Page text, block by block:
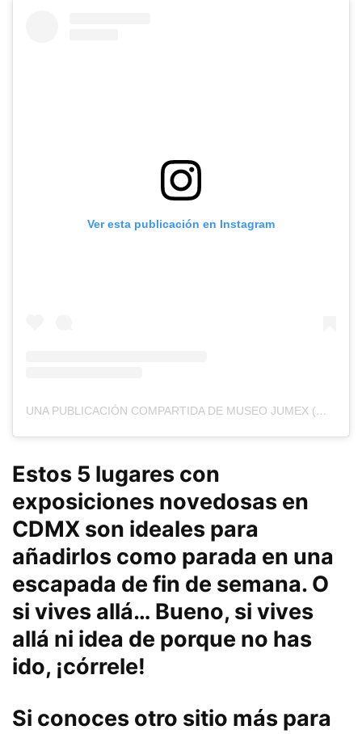
Ver esta publicación en Instagram
UNA PUBLICACIÓN COMPARTIDA DE MUSEO JUMEX (@MUSEOJUMEX)
Estos 5 lugares con
exposiciones novedosas en
CDMX son ideales para
añadirlos como parada en una
escapada de fin de semana. O
si vives allá… Bueno, si vives
allá ni idea de porque no has
ido, ¡córrele!
Si conoces otro sitio más para